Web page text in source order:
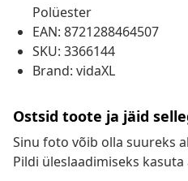
Polüester
EAN: 8721288464507
SKU: 3366144
Brand: vidaXL
Ostsid toote ja jäid
Sinu foto võib olla suureks
Pildi üleslaadimiseks